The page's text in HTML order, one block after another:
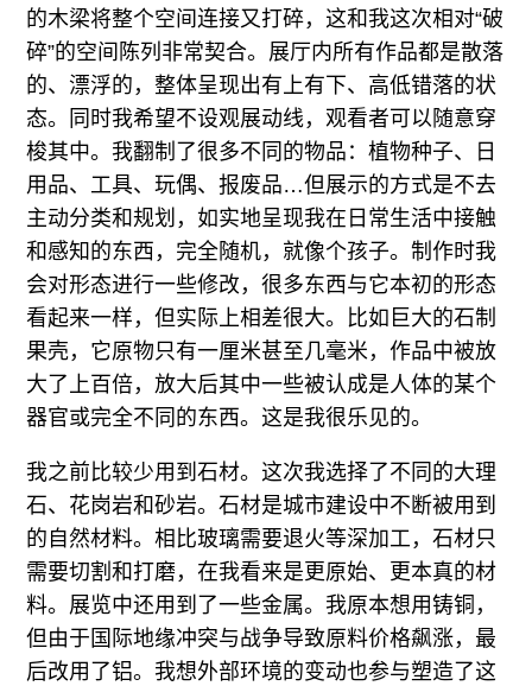
的木梁将整个空间连接又打碎，这和我这次相对“破
碎”的空间陈列非常契合。展厅内所有作品都是散落
的、漂浮的，整体呈现出有上有下、高低错落的状
态。同时我希望不设观展动线，观看者可以随意穿
梭其中。我翻制了很多不同的物品：植物种子、日
用品、工具、玩偶、报废品…但展示的方式是不去
主动分类和规划，如实地呈现我在日常生活中接触
和感知的东西，完全随机，就像个孩子。制作时我
会对形态进行一些修改，很多东西与它本初的形态
看起来一样，但实际上相差很大。比如巨大的石制
果壳，它原物只有一厘米甚至几毫米，作品中被放
大了上百倍，放大后其中一些被认成是人体的某个
器官或完全不同的东西。这是我很乐见的。
我之前比较少用到石材。这次我选择了不同的大理
石、花岗岩和砂岩。石材是城市建设中不断被用到
的自然材料。相比玻璃需要退火等深加工，石材只
需要切割和打磨，在我看来是更原始、更本真的材
料。展览中还用到了一些金属。我原本想用铸铜，
但由于国际地缘冲突与战争导致原料价格飙涨，最
后改用了铝。我想外部环境的变动也参与塑造了这